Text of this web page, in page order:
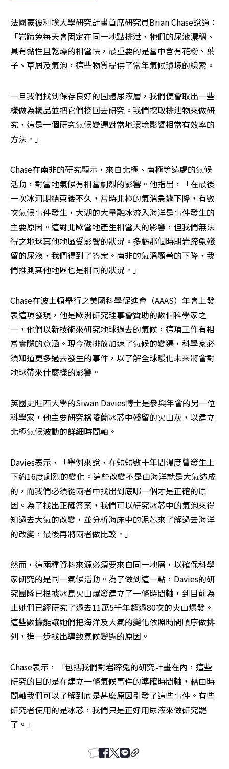
法國蒙彼利埃大學研究計畫首席研究員Brian Chase說道：
「岩蹄兔每天會固定在同一地點排泄，牠們的尿液濃稠、
具有黏性且乾燥的相當快，最重要的是當中含有花粉、葉
子、草屑及氣泡，這些物質提供了當年氣候環境的線索。
一旦我們找到保存良好的固體尿液層，我們便會取出一些
樣做為樣品並把它們挖回去研究。我們挖取排泄物來做研
究，這是一個研究氣候變遷對當地環境影響相當有效率的
方法。」
Chase在南非的研究顯示，來自北極、南極等遠處的氣候
活動，對當地氣候有相當劇烈的影響。他指出，「在最後
一次冰河期結束後不久，當時北極的氣溫急遽下降，有數
次氣候事件發生，大湖的大量融冰流入海洋是事件發生的
主要原因。這對北歐當地產生相當大的影響，但我們無法
得之地球其他地區受影響的狀況。多虧那個時期岩蹄兔殘
留的尿液，我們得到了答案。南非的氣溫顯著的下降，我
們推測其他地區也是相同的狀況。」
Chase在波士頓舉行之美國科學促進會（AAAS）年會上發
表這項發現，他是歐洲研究理事會贊助的數個科學家之
一，他們以新技術來研究地球過去的氣候，這項工作有相
當實際的意涵。現今碳排放加速了氣候的變遷，科學家必
須知道更多過去發生的事件，以了解全球暖化未來將會對
地球帶來什麼樣的影響。
英國史旺西大學的Siwan Davies博士是參與年會的另一位
科學家，他主要研究格陵蘭冰芯中殘留的火山灰，以建立
北極氣候波動的詳細時間軸。
Davies表示，「舉例來說，在短短數十年間溫度曾發生上
下約16度劇烈的變化。這些改變不是由海洋就是大氣造成
的，而我們必須從兩者中找出到底哪一個才是正確的原
因。為了找出正確答案，我們可以研究冰芯中的氣泡來得
知過去大氣的改變，並分析海床中的泥芯來了解過去海洋
的改變，最後再將兩者做比較。」
然而，這兩種資料來源必須要來自同一地層，以確保科學
家研究的是同一氣候活動。為了做到這一點，Davies的研
究團隊已根據冰島火山爆發建立了一條時間軸，到目前為
止她們已經研究了過去11萬5千年超過80次的火山爆發。
這些數據能讓她們把海洋及大氣的變化依照時間順序做排
列，進一步找出導致氣候變遷的原因。
Chase表示，「包括我們對岩蹄兔的研究計畫在內，這些
研究的目的是在建立一條氣候事件的準確時間軸，藉由時
間軸我們可以了解到底是甚麼原因引發了這些事件。有些
研究者使用的是冰芯，我們只是正好用尿液來做研究罷
了。」